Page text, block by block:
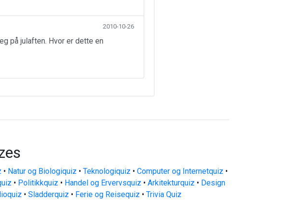
2010-10-26
på julaften. Hvor er dette en
• Natur og Biologiquiz • Teknologiquiz • Computer og Internetquiz •
• Politikkquiz • Handel og Ervervsquiz • Arkitekturquiz • Design
• Sladderquiz • Ferie og Reisequiz • Trivia Quiz